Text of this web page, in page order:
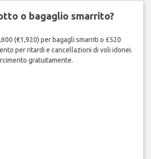
o bagaglio smarrito?
(€1,920) per bagagli smarriti o £520
per ritardi e cancellazioni di voli idonei.
gratuitamente.